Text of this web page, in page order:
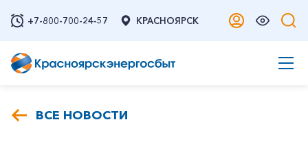
+7-800-700-24-57 КРАСНОЯРСК
ВСЕ НОВОСТИ